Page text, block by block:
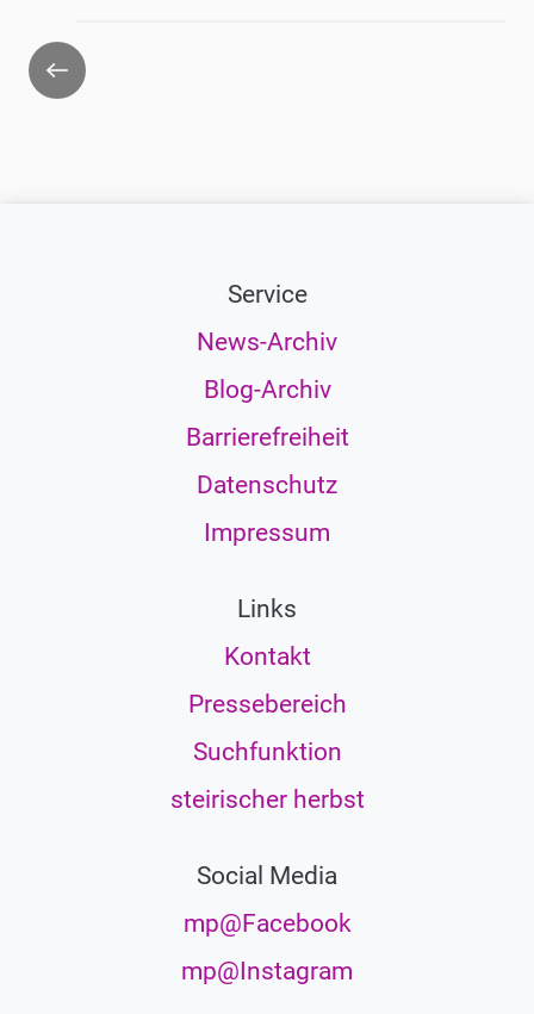
Zurück
Service
News-Archiv
Blog-Archiv
Barrierefreiheit
Datenschutz
Impressum
Links
Kontakt
Pressebereich
Suchfunktion
steirischer herbst
Social Media
mp@Facebook
mp@Instagram